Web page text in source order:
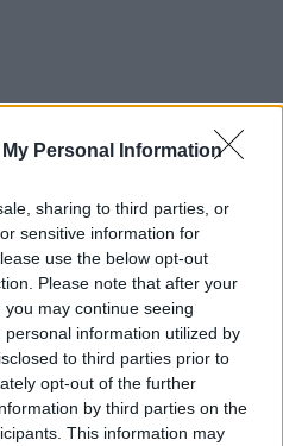
Personal Information
sharing to third parties, or
sensitive information for
use the below opt-out
Please note that after your
may continue seeing
information utilized by
to third parties prior to
opt-out of the further
by third parties on the
This information may